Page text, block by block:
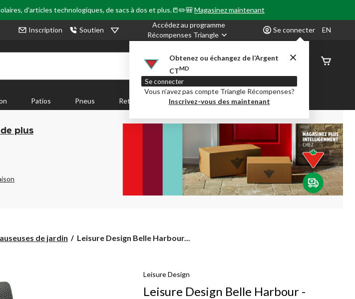
d'articles technologiques, de sacs à dos et plus.📒✏️🎒Magasinez maintenant
Inscription Soutien
Accédez au programme
Récompenses Triangle
Se connecter
Obtenez ou échangez de l’Argent
CTMD
Se connecter
Vous n’avez pas compte Triangle Récompenses?
Inscrivez-vous des maintenant
EN
État de
Patios Pneus Retour en Classe Party City Centre-auto
plus
de jardin
Leisure
Leisure Design Belle Harbour...
Leisure Design
Leisure Design Belle Harbour -